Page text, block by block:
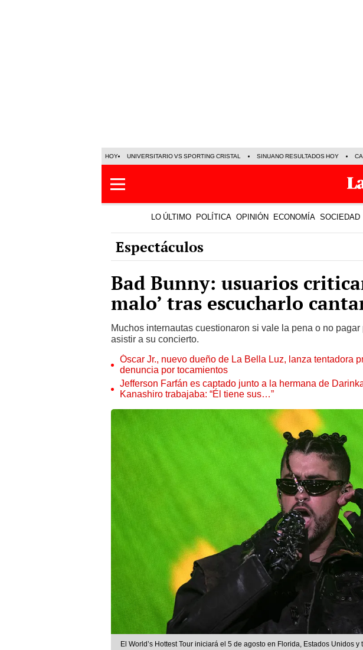
HOY UNIVERSITARIO VS SPORTING CRISTAL SINUANO RESULTADOS HOY
LO ÚLTIMO POLÍTICA OPINIÓN ECONOMÍA SOCIEDAD
Espectáculos
Bad Bunny: usuarios
malo’ tras escucharlo
Muchos internautas cuestionaron si vale la pena o no
asistir a su concierto.
Óscar Jr., nuevo dueño de La Bella Luz, lanza tentadora
denuncia por tocamientos
Jefferson Farfán es captado junto a la hermana de
Kanashiro trabajaba: “Él tiene sus…”
El World’s Hottest Tour iniciará el 5 de agosto en Florida, Estados Unidos